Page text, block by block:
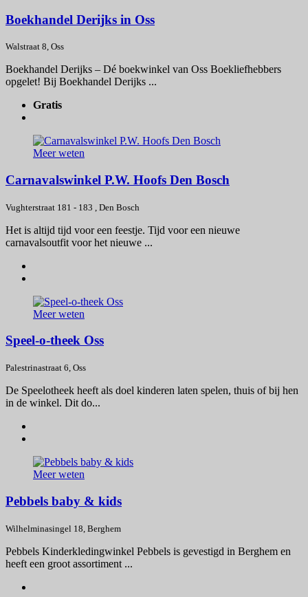
Boekhandel Derijks in Oss
Walstraat 8, Oss
Boekhandel Derijks – Dé boekwinkel van Oss Boekliefhebbers
opgelet! Bij Boekhandel Derijks ...
Gratis
Meer weten
Carnavalswinkel P.W. Hoofs Den Bosch
Vughterstraat 181 - 183 , Den Bosch
Het is altijd tijd voor een feestje. Tijd voor een nieuwe
carnavalsoutfit voor het nieuwe ...
Meer weten
Speel-o-theek Oss
Palestrinastraat 6, Oss
De Speelotheek heeft als doel kinderen laten spelen, thuis of bij hen
in de winkel. Dit do...
Meer weten
Pebbels baby & kids
Wilhelminasingel 18, Berghem
Pebbels Kinderkledingwinkel Pebbels is gevestigd in Berghem en
heeft een groot assortiment ...